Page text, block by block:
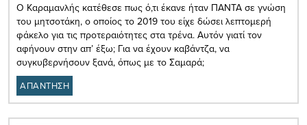
Ο Καραμανλής κατέθεσε πως ό,τι έκανε ήταν ΠΑΝΤΑ σε γνώση
του μητσοτάκη, ο οποίος το 2019 του είχε δώσει λεπτομερή
φάκελο για τις προτεραιότητες στα τρένα. Αυτόν γιατί τον
αφήνουν στην απ’ έξω; Για να έχουν καβάντζα, να
συγκυβερνήσουν ξανά, όπως με το Σαμαρά;
ΑΠΑΝΤΗΣΗ